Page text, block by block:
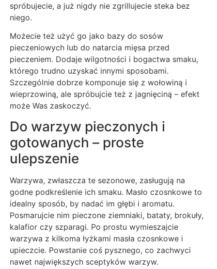
spróbujecie, a już nigdy nie zgrillujecie steka bez
niego.
Możecie też użyć go jako bazy do sosów
pieczeniowych lub do natarcia mięsa przed
pieczeniem. Dodaje wilgotności i bogactwa smaku,
którego trudno uzyskać innymi sposobami.
Szczególnie dobrze komponuje się z wołowiną i
wieprzowiną, ale spróbujcie też z jagnięciną – efekt
może Was zaskoczyć.
Do warzyw pieczonych i
gotowanych – proste
ulepszenie
Warzywa, zwłaszcza te sezonowe, zasługują na
godne podkreślenie ich smaku. Masło czosnkowe to
idealny sposób, by nadać im głębi i aromatu.
Posmarujcie nim pieczone ziemniaki, bataty, brokuły,
kalafior czy szparagi. Po prostu wymieszajcie
warzywa z kilkoma łyżkami masła czosnkowe i
upieczcie. Powstanie coś pysznego, co zachwyci
nawet największych sceptyków warzyw.